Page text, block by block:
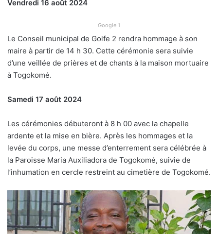
Vendredi 16 août 2024
Google 1
Le Conseil municipal de Golfe 2 rendra hommage à son
maire à partir de 14 h 30. Cette cérémonie sera suivie
d’une veillée de prières et de chants à la maison mortuaire
à Togokomé.
Samedi 17 août 2024
Les cérémonies débuteront à 8 h 00 avec la chapelle
ardente et la mise en bière. Après les hommages et la
levée du corps, une messe d’enterrement sera célébrée à
la Paroisse Maria Auxiliadora de Togokomé, suivie de
l’inhumation en cercle restreint au cimetière de Togokomé.